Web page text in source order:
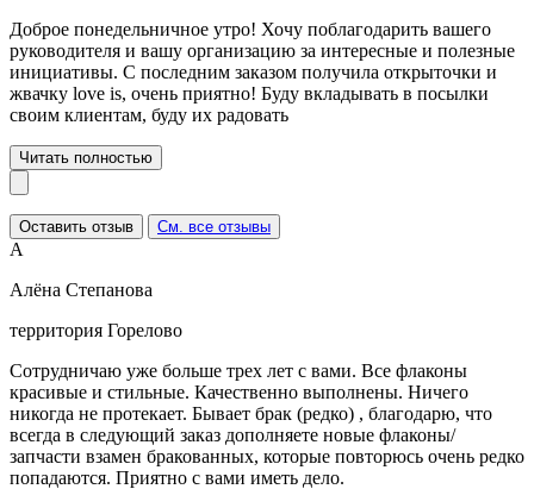
Доброе понедельничное утро! Хочу поблагодарить вашего
руководителя и вашу организацию за интересные и полезные
инициативы. С последним заказом получила открыточки и
жвачку love is, очень приятно! Буду вкладывать в посылки
своим клиентам, буду их радовать
Читать полностью
Оставить отзыв См. все отзывы
А
Алёна Степанова
территория Горелово
Сотрудничаю уже больше трех лет с вами. Все флаконы
красивые и стильные. Качественно выполнены. Ничего
никогда не протекает. Бывает брак (редко) , благодарю, что
всегда в следующий заказ дополняете новые флаконы/
запчасти взамен бракованных, которые повторюсь очень редко
попадаются. Приятно с вами иметь дело.